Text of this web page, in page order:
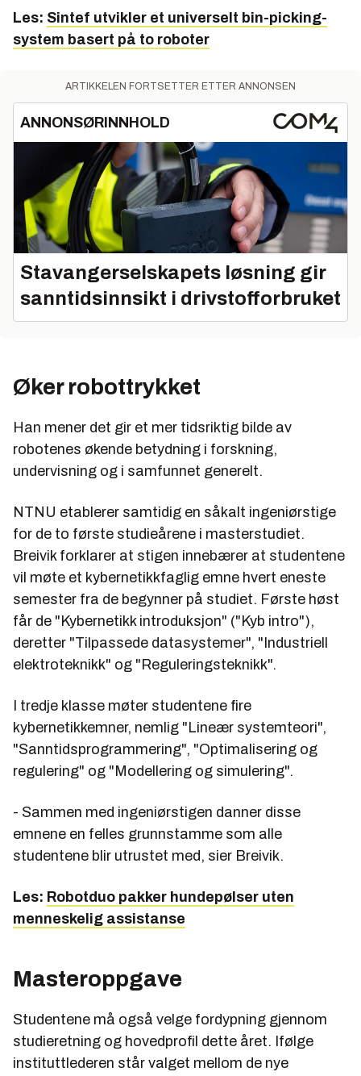
Les: Sintef utvikler et universelt bin-picking-
system basert på to roboter
ARTIKKELEN FORTSETTER ETTER ANNONSEN
ANNONSØRINNHOLD
Stavangerselskapets løsning gir
sanntidsinnsikt i drivstofforbruket
Øker robottrykket
Han mener det gir et mer tidsriktig bilde av
robotenes økende betydning i forskning,
undervisning og i samfunnet generelt.
NTNU etablerer samtidig en såkalt ingeniørstige
for de to første studieårene i masterstudiet.
Breivik forklarer at stigen innebærer at studentene
vil møte et kybernetikkfaglig emne hvert eneste
semester fra de begynner på studiet. Første høst
får de "Kybernetikk introduksjon" ("Kyb intro"),
deretter "Tilpassede datasystemer", "Industriell
elektroteknikk" og "Reguleringsteknikk".
I tredje klasse møter studentene fire
kybernetikkemner, nemlig "Lineær systemteori",
"Sanntidsprogrammering", "Optimalisering og
regulering" og "Modellering og simulering".
- Sammen med ingeniørstigen danner disse
emnene en felles grunnstamme som alle
studentene blir utrustet med, sier Breivik.
Les: Robotduo pakker hundepølser uten
menneskelig assistanse
Masteroppgave
Studentene må også velge fordypning gjennom
studieretning og hovedprofil dette året. Ifølge
instituttlederen står valget mellom de nye